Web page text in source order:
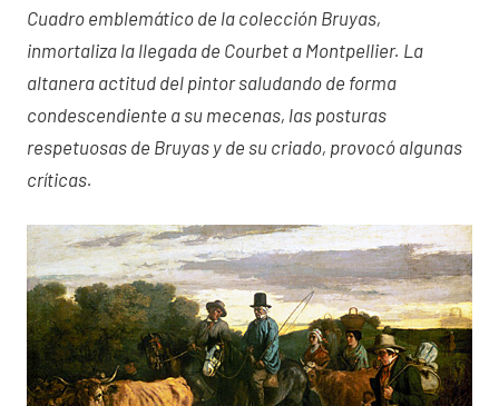
Cuadro emblemático de la colección Bruyas,
inmortaliza la llegada de Courbet a Montpellier. La
altanera actitud del pintor saludando de forma
condescendiente a su mecenas, las posturas
respetuosas de Bruyas y de su criado, provocó algunas
críticas.